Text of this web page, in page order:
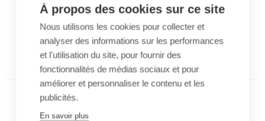
Quantité
- +
Hanna liquide de nettoyage 20ml
À propos des cookies sur ce site
Nous utilisons les cookies pour collecter et
analyser des informations sur les performances
et l'utilisation du site, pour fournir des
fonctionnalités de médias sociaux et pour
améliorer et personnaliser le contenu et les
publicités.
En savoir plus